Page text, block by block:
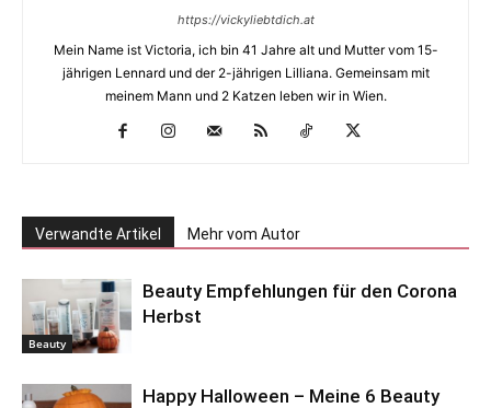
https://vickyliebtdich.at
Mein Name ist Victoria, ich bin 41 Jahre alt und Mutter vom 15-
jährigen Lennard und der 2-jährigen Lilliana. Gemeinsam mit
meinem Mann und 2 Katzen leben wir in Wien.
Verwandte Artikel Mehr vom Autor
Beauty
Beauty Empfehlungen für den Corona
Herbst
Happy Halloween – Meine 6 Beauty